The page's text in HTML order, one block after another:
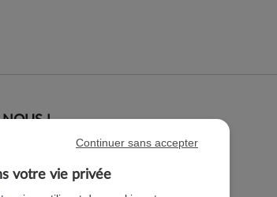
!
votre vie privée
Continuer sans accepter